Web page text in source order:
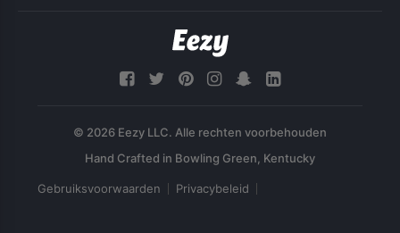
© 2026 Eezy LLC. Alle rechten voorbehouden
Gebruiksvoorwaarden Privacybeleid